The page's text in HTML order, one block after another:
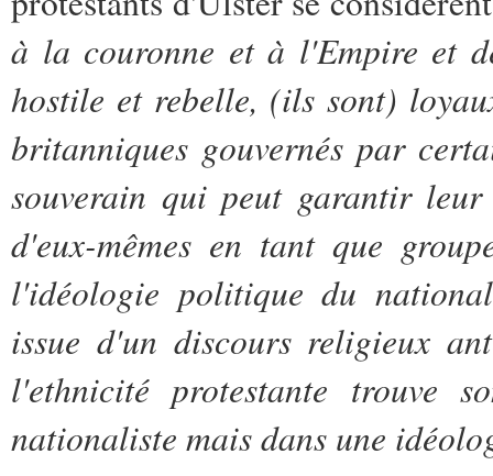
à la couronne et à l'Empire et
hostile et rebelle, (ils sont)
britanniques gouvernés par
souverain qui peut garantir
d'eux-mêmes en tant que
l'idéologie politique du
issue d'un discours religieux
l'ethnicité protestante trouve
nationaliste mais dans une